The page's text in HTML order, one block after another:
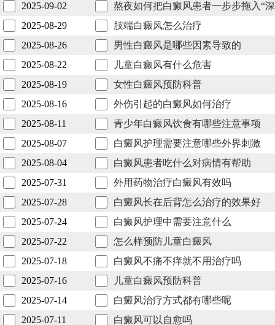
2025-09-02
熬夜如何把白癜风患者一步步拖入“
2025-08-29
肢端白癜风怎么治疗
2025-08-26
男性白癜风是哪些因素导致的
2025-08-22
儿童白癜风有什么危害
2025-08-19
女性白癜风预防科普
2025-08-16
外伤引起的白癜风如何治疗
2025-08-11
青少年白癜风饮食有哪些注意事项
2025-08-07
白癜风护理需要注意哪些外界刺激
2025-08-04
白癜风患者吃什么对病情有帮助
2025-07-31
外用药物治疗白癜风有效吗
2025-07-28
白癜风长在后背怎么治疗的效果好
2025-07-24
白癜风护理中需要注意什么
2025-07-22
怎么样预防儿童白癜风
2025-07-18
白癜风不痛不痒就不用治疗吗
2025-07-16
儿童白癜风预防科普​
2025-07-14
白癜风治疗方式都有哪些呢
2025-07-11
白癜风可以自愈吗